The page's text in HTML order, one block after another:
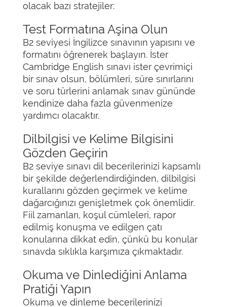
olacak bazı stratejiler:
Test Formatına Aşina Olun
B2 seviyesi İngilizce sınavının yapısını ve
formatını öğrenerek başlayın. İster
Cambridge English sınavı ister çevrimiçi
bir sınav olsun, bölümleri, süre sınırlarını
ve soru türlerini anlamak sınav gününde
kendinize daha fazla güvenmenize
yardımcı olacaktır.
Dilbilgisi ve Kelime Bilgisini
Gözden Geçirin
B2 seviye sınavı dil becerilerinizi kapsamlı
bir şekilde değerlendirdiğinden, dilbilgisi
kurallarını gözden geçirmek ve kelime
dağarcığınızı genişletmek çok önemlidir.
Fiil zamanları, koşul cümleleri, rapor
edilmiş konuşma ve edilgen çatı
konularına dikkat edin, çünkü bu konular
sınavda sıklıkla karşımıza çıkmaktadır.
Okuma ve Dinlediğini Anlama
Pratiği Yapın
Okuma ve dinleme becerilerinizi